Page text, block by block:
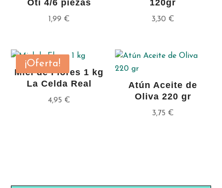
Oti 4/6 piezas
1,99 €
120gr
3,30 €
¡Oferta!
Miel de Flores 1 kg
La Celda Real
4,95 €
Atún Aceite de
Oliva 220 gr
3,75 €